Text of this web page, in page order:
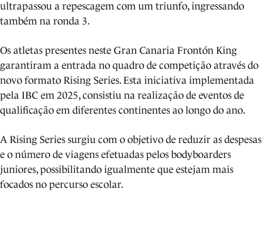
ultrapassou a repescagem com um triunfo, ingressando
também na ronda 3.
Os atletas presentes neste Gran Canaria Frontón King
garantiram a entrada no quadro de competição através do
novo formato Rising Series. Esta iniciativa implementada
pela IBC em 2025, consistiu na realização de eventos de
qualificação em diferentes continentes ao longo do ano.
A Rising Series surgiu com o objetivo de reduzir as despesas
e o número de viagens efetuadas pelos bodyboarders
juniores, possibilitando igualmente que estejam mais
focados no percurso escolar.